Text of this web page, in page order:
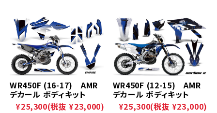
WR450F (16-17) AMR
デカール ボディキット
¥25,300(税抜 ¥23,000)
WR450F (12-15) AMR
デカール ボディキット
¥25,300(税抜 ¥23,000)